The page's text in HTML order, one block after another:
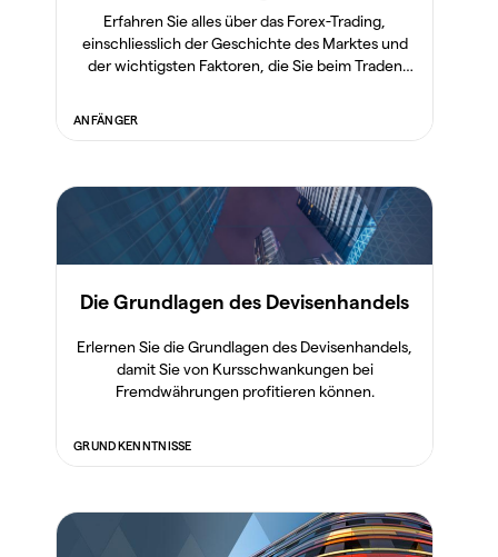
Erfahren Sie alles über das Forex-Trading,
einschliesslich der Geschichte des Marktes und
der wichtigsten Faktoren, die Sie beim Traden
ANFÄNGER
Die Grundlagen des Devisenhandels
Erlernen Sie die Grundlagen des Devisenhandels,
damit Sie von Kursschwankungen bei
Fremdwährungen profitieren können.
GRUNDKENNTNISSE